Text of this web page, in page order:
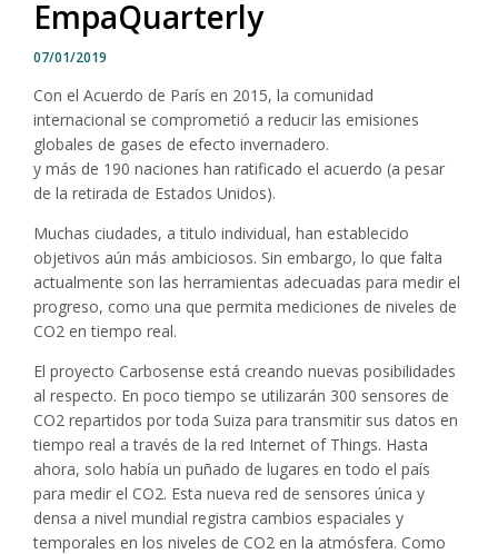
EmpaQuarterly
07/01/2019
Con el Acuerdo de París en 2015, la comunidad
internacional se comprometió a reducir las emisiones
globales de gases de efecto invernadero.
y más de 190 naciones han ratificado el acuerdo (a pesar
de la retirada de Estados Unidos).
Muchas ciudades, a titulo individual, han establecido
objetivos aún más ambiciosos. Sin embargo, lo que falta
actualmente son las herramientas adecuadas para medir el
progreso, como una que permita mediciones de niveles de
CO2 en tiempo real.
El proyecto Carbosense está creando nuevas posibilidades
al respecto. En poco tiempo se utilizarán 300 sensores de
CO2 repartidos por toda Suiza para transmitir sus datos en
tiempo real a través de la red Internet of Things. Hasta
ahora, solo había un puñado de lugares en todo el país
para medir el CO2. Esta nueva red de sensores única y
densa a nivel mundial registra cambios espaciales y
temporales en los niveles de CO2 en la atmósfera. Como